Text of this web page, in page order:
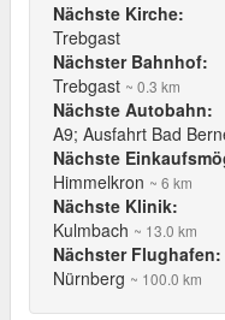
Nächste Kirche:
Trebgast
Nächster Bahnhof:
Trebgast ~ 0.3 km
Nächste Autobahn:
A9; Ausfahrt Bad
Nächste
Himmelkron ~ 6 km
Nächste Klinik:
Kulmbach ~ 13.0 km
Nächster Flughafen:
Nürnberg ~ 100.0 km